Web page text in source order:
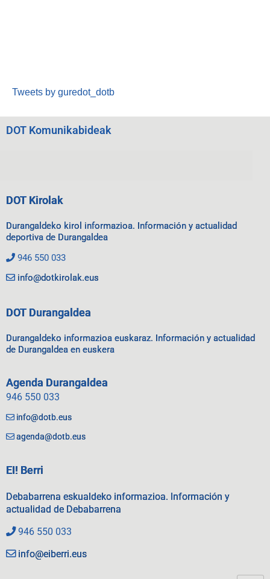
Tweets by guredot_dotb
DOT Komunikabideak
DOT Kirolak
Durangaldeko kirol informazioa. Información y actualidad
deportiva de Durangaldea
946 550 033
info@dotkirolak.eus
DOT Durangaldea
Durangaldeko informazioa euskaraz. Información y actualidad
de Durangaldea en euskera
Agenda Durangaldea
946 550 033
info@dotb.eus
agenda@dotb.eus
EI! Berri
Debabarrena eskualdeko informazioa. Información y
actualidad de Debabarrena
946 550 033
info@eiberri.eus